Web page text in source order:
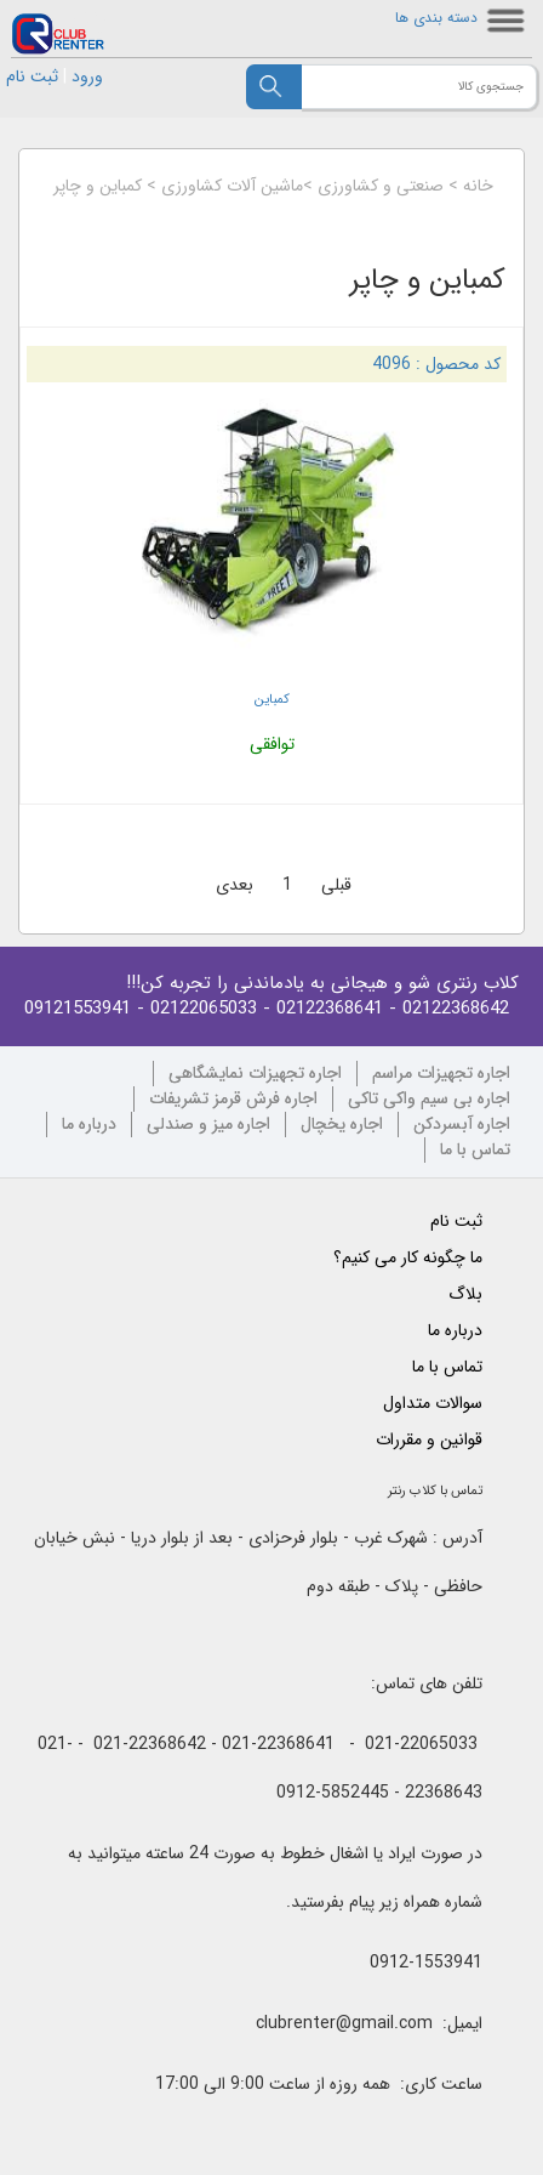
دسته بندی ها
ورود ثبت نام
خانه > صنعتی و کشاورزی >ماشین آلات کشاورزی > کمباین و چاپر
کمباین و چاپر
کد محصول : 4096
کمباین
توافقی
قبلی 1 بعدی
کلاب رنتری شو و هیجانی به یادماندنی را تجربه کن!!!
02122368642
- 02122368641
- 02122065033
- 09121553941
اجاره تجهیزات مراسم
اجاره تجهیزات نمایشگاهی
اجاره بی سیم واکی تاکی
اجاره فرش قرمز تشریفات
اجاره آبسردکن
اجاره یخچال اجاره میز و صندلی
درباره ما
تماس با ما
ثبت نام
ما چگونه کار می کنیم؟
بلاگ
درباره ما
تماس با ما
سوالات متداول
قوانین و مقررات
تماس با کلاب رنتر
آدرس : شهرک غرب - بلوار فرحزادی - بعد از بلوار دریا - نبش خیابان
حافظی - پلاک - طبقه دوم
تلفن های تماس:
021-22065033 - 021-22368641 - 021-22368642 - 021-
22368643 - 0912-5852445
در صورت ایراد یا اشغال خطوط به صورت 24 ساعته میتوانید به
شماره همراه زیر پیام بفرستید.
0912-1553941
ایمیل: clubrenter@gmail.com
ساعت کاری: همه روزه از ساعت 9:00 الی 17:00